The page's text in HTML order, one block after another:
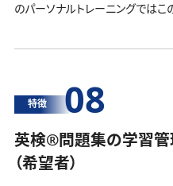
のパーソナルトレーニングではこ
特徴 08
英検®️問題集の学習
（希望者）